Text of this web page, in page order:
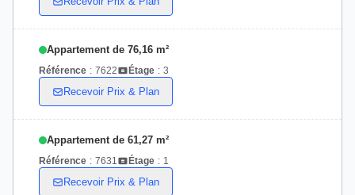
Appartement de 76,16 m²
Référence : 7622 Étage : 3
Recevoir Prix & Plan
Appartement de 61,27 m²
Référence : 7631 Étage : 1
Recevoir Prix & Plan